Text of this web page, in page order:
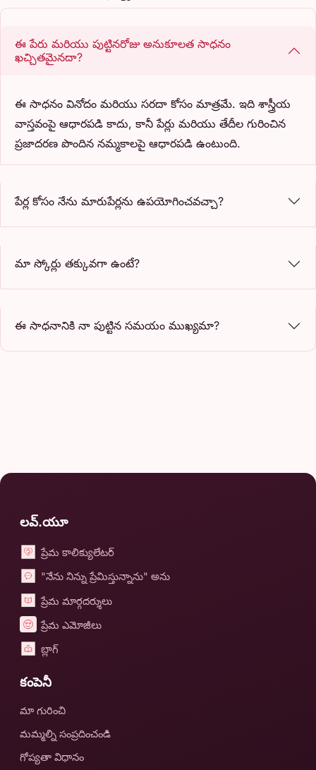
ఈ పేరు మరియు పుట్టినరోజు అనుకూలత సాధనం
ఖచ్చితమైనదా?
ఈ సాధనం వినోదం మరియు సరదా కోసం మాత్రమే. ఇది శాస్త్రీయ
వాస్తవంపై ఆధారపడి కాదు, కానీ పేర్లు మరియు తేదీల గురించిన
ప్రజాదరణ పొందిన నమ్మకాలపై ఆధారపడి ఉంటుంది.
పేర్ల కోసం నేను మారుపేర్లను ఉపయోగించవచ్చా?
మా స్కోర్లు తక్కువగా ఉంటే?
ఈ సాధనానికి నా పుట్టిన సమయం ముఖ్యమా?
లవ్.యూ
ప్రేమ కాలిక్యులేటర్
"నేను నిన్ను ప్రేమిస్తున్నాను" అను
ప్రేమ మార్గదర్శులు
ప్రేమ ఎమోజీలు
బ్లాగ్
కంపెనీ
మా గురించి
మమ్మల్ని సంప్రదించండి
గోప్యతా విధానం